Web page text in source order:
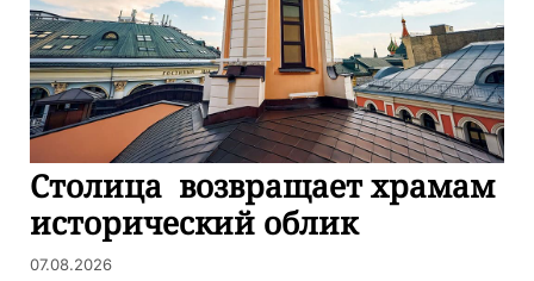
Столица возвращает храмам
исторический облик
07.08.2026